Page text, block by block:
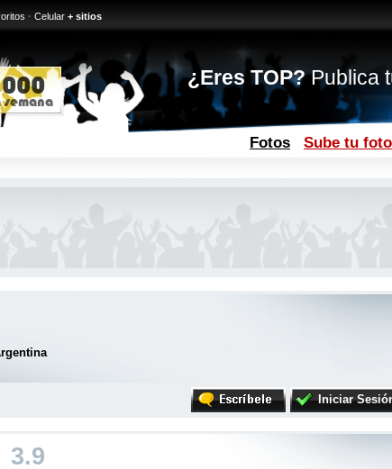
· Celular + sitios
¿Eres TOP?Publica
Fotos Sube tu
Iniciar
3.9